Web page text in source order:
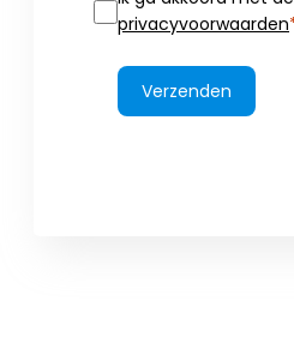
privacyvoorwaarden
Verzenden